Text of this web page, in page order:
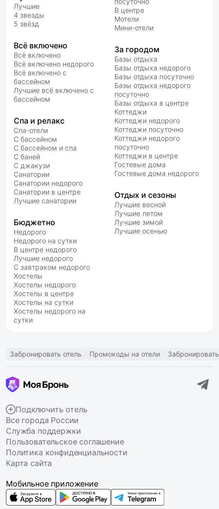
Лучшие
4 звезды
5 звёзд
Всё включено
Всё включено
Всё включено недорого
Всё включено с
бассейном
Лучшие всё включено с
бассейном
Спа и релакс
Спа-отели
С бассейном
С бассейном и спа
С баней
С джакузи
Санатории
Санатории недорого
Санатории в центре
Лучшие санатории
Бюджетно
Недорого
Недорого на сутки
В центре недорого
Лучшие недорого
С завтраком недорого
Хостелы
Хостелы недорого
Хостелы в центре
Хостелы на сутки
Хостелы недорого на
сутки
В центре
Мотели
Мини-отели
За городом
Базы отдыха
Базы отдыха недорого
Базы отдыха посуточно
Базы отдыха недорого
посуточно
Базы отдыха в центре
Коттеджи
Коттеджи недорого
Коттеджи посуточно
Коттеджи недорого
посуточно
Коттеджи в центре
Гостевые дома
Гостевые дома недорого
Отдых и сезоны
Лучшие весной
Лучшие летом
Лучшие зимой
Лучшие осенью
Забронировать отель Промокоды на отели
Подключить отель
Все города России
Служба поддержки
Пользовательское соглашение
Политика конфиденциальности
Карта сайта
Мобильное приложение